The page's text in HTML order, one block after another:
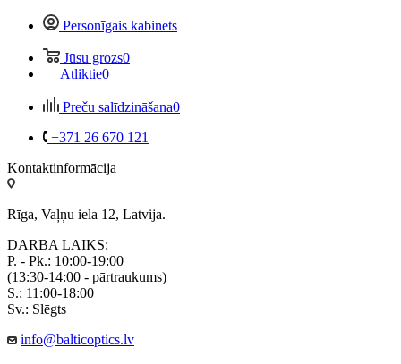
Personīgais kabinets
Jūsu grozs0
Atliktie0
Preču salīdzināšana0
+371 26 670 121
Kontaktinformācija
Rīga, Vaļņu iela 12, Latvija.
DARBA LAIKS:
P. - Pk.: 10:00-19:00
(13:30-14:00 - pārtraukums)
S.: 11:00-18:00
Sv.: Slēgts
info@balticoptics.lv